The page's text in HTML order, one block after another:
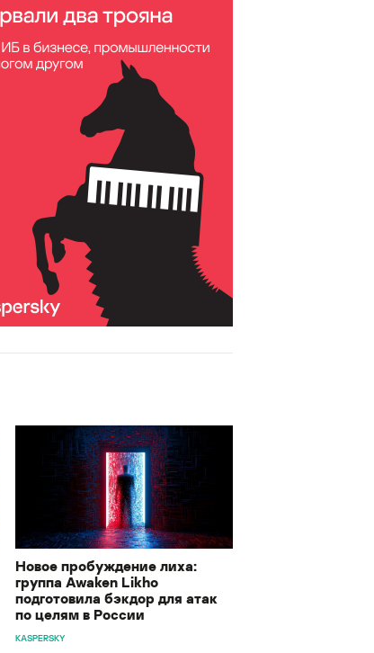
Новое пробуждение лиха:
группа Awaken Likho
подготовила бэкдор для атак
по целям в России
KASPERSKY